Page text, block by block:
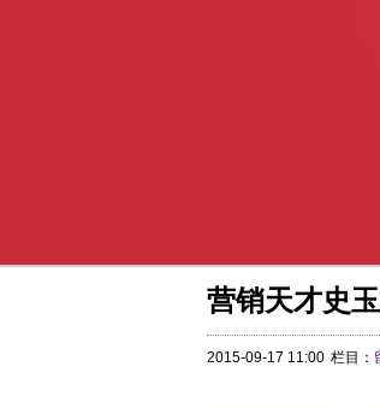
营销天才史
2015-09-17 11:00 栏目：